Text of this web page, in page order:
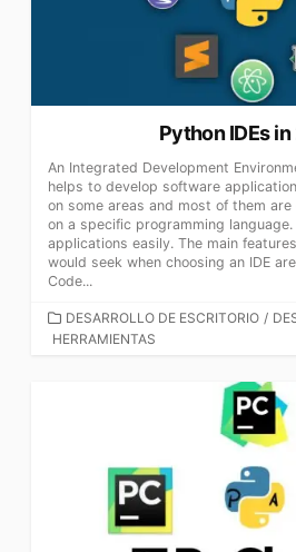
Python IDEs in
An Integrated Development
helps to develop software
on some areas and most of them
on a specific programming
applications easily. The main
would seek when choosing an IDE
Code...
CATEGORÍAS
DESARROLLO DE ESCRITORIO /
HERRAMIENTAS